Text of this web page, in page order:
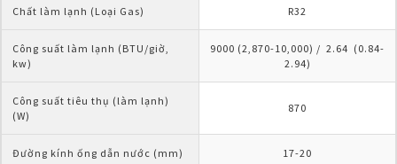
Chất làm lạnh (Loại Gas) R32
Công suất làm lạnh (BTU/giờ,
kw)
9000 (2,870-10,000) /  2.64  (0.84-
2.94)
Công suất tiêu thụ (làm lạnh)
(W)
870
Đường kính ống dẫn nước (mm) 17-20